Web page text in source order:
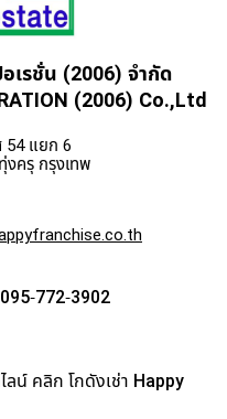
เรชั่น (2006) จำกัด
(2006) Co.,Ltd
54 แยก 6
ครุ กรุงเทพ
772-3902
ลน์ คลิก โกดังเช่า Happy